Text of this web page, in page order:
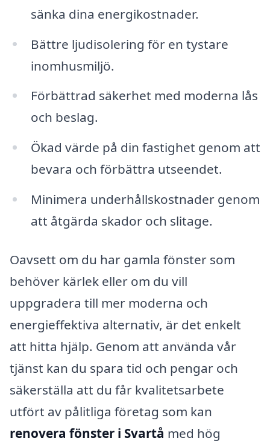
sänka dina energikostnader.
Bättre ljudisolering för en tystare
inomhusmiljö.
Förbättrad säkerhet med moderna lås
och beslag.
Ökad värde på din fastighet genom att
bevara och förbättra utseendet.
Minimera underhållskostnader genom
att åtgärda skador och slitage.
Oavsett om du har gamla fönster som
behöver kärlek eller om du vill
uppgradera till mer moderna och
energieffektiva alternativ, är det enkelt
att hitta hjälp. Genom att använda vår
tjänst kan du spara tid och pengar och
säkerställa att du får kvalitetsarbete
utfört av pålitliga företag som kan
renovera fönster i Svartå med hög